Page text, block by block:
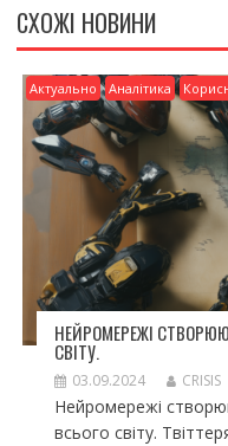
СХОЖІ НОВИНИ
Актуально Аналітика
НЕЙРОМЕРЕЖІ
СВІТУ.
03.09.2024 CRISIS
Нейромережі
всього світу.